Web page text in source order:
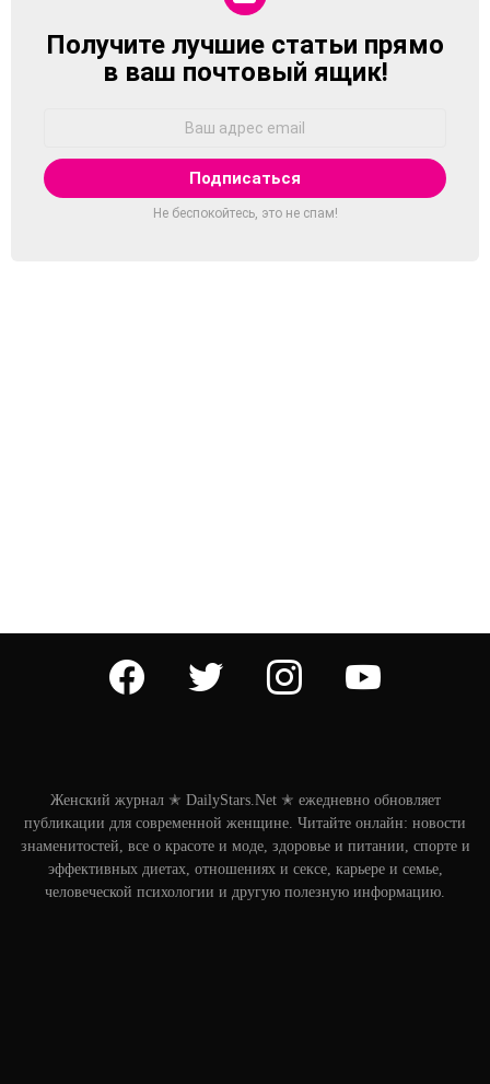
NEWSLETTER
Получите лучшие статьи прямо
в ваш почтовый ящик!
Не беспокойтесь, это не спам!
facebook twitter instagram youtube
Женский журнал ✭ DailyStars.Net ✭ ежедневно обновляет
публикации для современной женщине. Читайте онлайн: новости
знаменитостей, все о красоте и моде, здоровье и питании, спорте и
эффективных диетах, отношениях и сексе, карьере и семье,
человеческой психологии и другую полезную информацию.